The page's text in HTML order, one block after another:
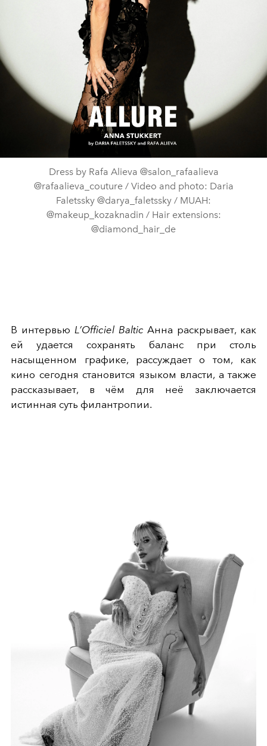
Dress by Rafa Alieva @salon_rafaalieva
@rafaalieva_couture / Video and photo: Daria
Faletssky @darya_faletssky / MUAH:
@makeup_kozaknadin / Hair extensions:
@diamond_hair_de
В интервью L’Officiel Baltic Анна раскрывает, как
ей удается сохранять баланс при столь
насыщенном графике, рассуждает о том, как
кино сегодня становится языком власти, а также
рассказывает, в чём для неё заключается
истинная суть филантропии.